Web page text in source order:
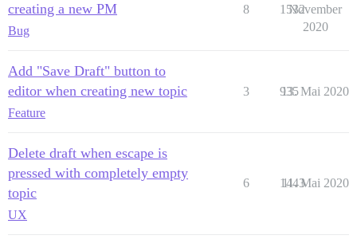
creating a new PM
Bug
8 1532
November
2020
Add "Save Draft" button to
editor when creating new topic
Feature
3 935
13. Mai 2020
Delete draft when escape is
pressed with completely empty
topic
UX
6 1443
11. Mai 2020